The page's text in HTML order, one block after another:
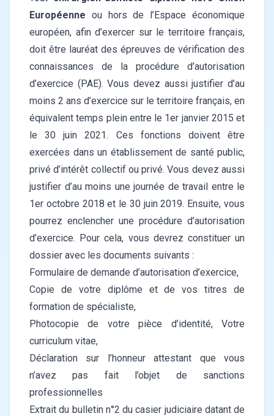
Européenne ou hors de l’Espace économique
européen, afin d’exercer sur le territoire français,
doit être lauréat des épreuves de vérification des
connaissances de la procédure d’autorisation
d’exercice (PAE). Vous devez aussi justifier d’au
moins 2 ans d’exercice sur le territoire français, en
équivalent temps plein entre le 1er janvier 2015 et
le 30 juin 2021. Ces fonctions doivent être
exercées dans un établissement de santé public,
privé d’intérêt collectif ou privé. Vous devez aussi
justifier d’au moins une journée de travail entre le
1er octobre 2018 et le 30 juin 2019. Ensuite, vous
pourrez enclencher une procédure d’autorisation
d’exercice. Pour cela, vous devrez constituer un
dossier avec les documents suivants :
Formulaire de demande d’autorisation d’exercice,
Copie de votre diplôme et de vos titres de
formation de spécialiste,
Photocopie de votre pièce d’identité, Votre
curriculum vitae,
Déclaration sur l’honneur attestant que vous
n’avez pas fait l’objet de sanctions
professionnelles
Extrait du bulletin n°2 du casier judiciaire datant de